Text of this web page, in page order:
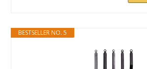
BESTSELLER NO. 5